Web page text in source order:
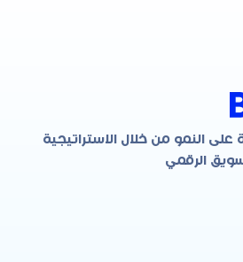
على النمو من خلال الاستراتيجية
الرقمي